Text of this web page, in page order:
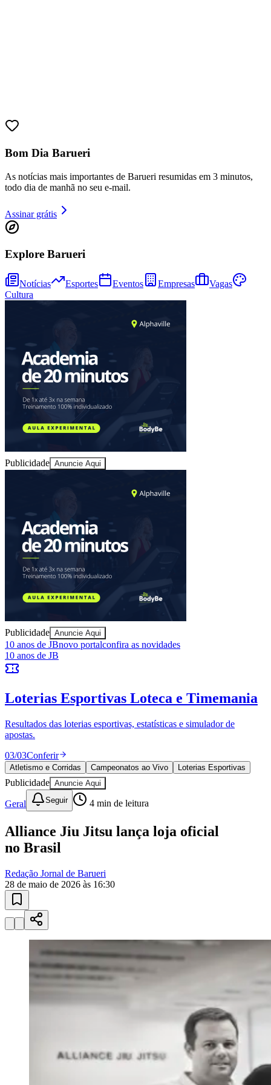
Bragantino
Vitória
Bom Dia Barueri
As notícias mais importantes de Barueri resumidas em 3 minutos,
todo dia de manhã no seu e-mail.
Assinar grátis
Explore Barueri
Notícias Esportes Eventos Empresas
Vagas
Cultura
Publicidade Anuncie Aqui
Publicidade Anuncie Aqui
10 anos de JB
10 anos de JB
Atletismo e Corridas provas regionais
Calendário de corridas, resultados de provas e atletas destaque de
Loterias Esportivas